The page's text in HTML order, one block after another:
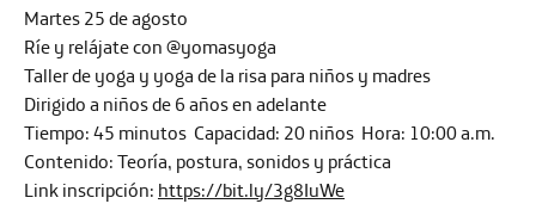
Martes 25 de agosto
Ríe y relájate con @yomasyoga
Taller de yoga y yoga de la risa para niños y madres
Dirigido a niños de 6 años en adelante
Tiempo: 45 minutos Capacidad: 20 niños Hora: 10:00 a.m.
Contenido: Teoría, postura, sonidos y práctica
Link inscripción: https://bit.ly/3g8IuWe